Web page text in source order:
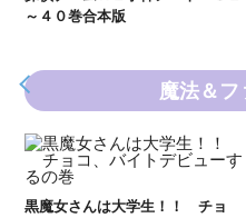
～４０巻合本版
魔法＆
黒魔女さんは大学生！！ チョ